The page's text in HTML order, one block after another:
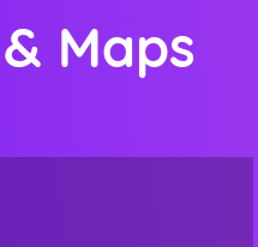
Maps